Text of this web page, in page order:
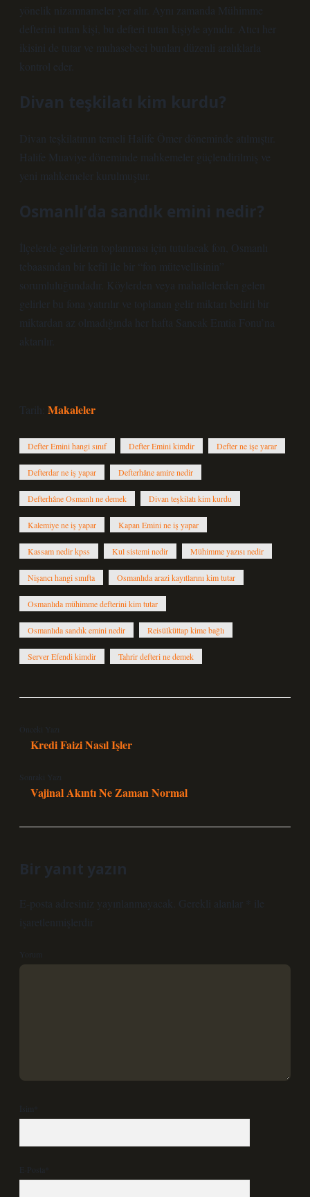
yönelik nizamnameler yer alır. Aynı zamanda Mühimme
defterini tutan kişi, bu defteri tutan kişiyle aynıdır. Atıcı her
ikisini de tutar ve muhasebeci bunları düzenli aralıklarla
kontrol eder.
Divan teşkilatı kim kurdu?
Divan teşkilatının temeli Halife Ömer döneminde atılmıştır.
Halife Muaviye döneminde mahkemeler güçlendirilmiş ve
yeni mahkemeler kurulmuştur.
Osmanlı’da sandık emini nedir?
İlçelerde gelirlerin toplanması için tutulacak fon, Osmanlı
tebaasından bir kefil ile bir “fon mütevellisinin”
sorumluluğundadır. Köylerden veya mahallelerden gelen
gelirler bu fona yatırılır ve toplanan gelir miktarı belirli bir
miktardan az olmadığında her hafta Sancak Emtia Fonu’na
aktarılır.
Tarih: Makaleler
Defter Emini hangi sınıf Defter Emini kimdir Defter ne işe yarar
Defterdar ne iş yapar Defterhâne amire nedir
Defterhâne Osmanlı ne demek Divan teşkilatı kim kurdu
Kalemiye ne iş yapar Kapan Emini ne iş yapar
Kassam nedir kpss Kul sistemi nedir Mühimme yazısı nedir
Nişancı hangi sınıfta Osmanlıda arazi kayıtlarını kim tutar
Osmanlıda mühimme defterini kim tutar
Osmanlıda sandık emini nedir Reisülküttap kime bağlı
Server Efendi kimdir Tahrir defteri ne demek
Önceki Yazı
Kredi Faizi Nasıl Işler
Sonraki Yazı
Vajinal Akıntı Ne Zaman Normal
Bir yanıt yazın
E-posta adresiniz yayınlanmayacak. Gerekli alanlar
ile
işaretlenmişlerdir
Yorum
İsim*
E-Posta*